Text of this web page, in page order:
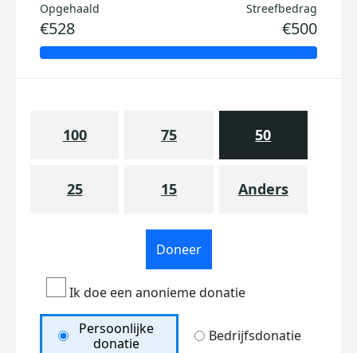
Opgehaald
€528
Streefbedrag
€500
100 75 50
25 15 Anders
Doneer
Ik doe een anonieme donatie
Persoonlijke
donatie
Bedrijfsdonatie